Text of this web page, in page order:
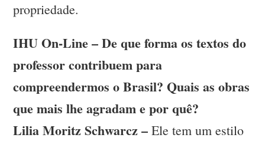
propriedade.
IHU On-Line – De que forma os textos do
professor contribuem para
compreendermos o Brasil? Quais as obras
que mais lhe agradam e por quê?
Lilia Moritz Schwarcz – Ele tem um estilo